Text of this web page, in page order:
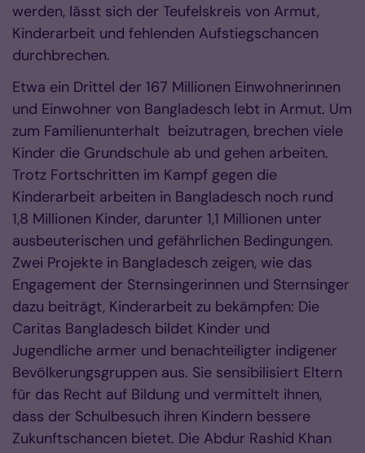
werden, lässt sich der Teufelskreis von Armut,
Kinderarbeit und fehlenden Aufstiegschancen
durchbrechen.
Etwa ein Drittel der 167 Millionen Einwohnerinnen
und Einwohner von Bangladesch lebt in Armut. Um
zum Familienunterhalt beizutragen, brechen viele
Kinder die Grundschule ab und gehen arbeiten.
Trotz Fortschritten im Kampf gegen die
Kinderarbeit arbeiten in Bangladesch noch rund
1,8 Millionen Kinder, darunter 1,1 Millionen unter
ausbeuterischen und gefährlichen Bedingungen.
Zwei Projekte in Bangladesch zeigen, wie das
Engagement der Sternsingerinnen und Sternsinger
dazu beiträgt, Kinderarbeit zu bekämpfen: Die
Caritas Bangladesch bildet Kinder und
Jugendliche armer und benachteiligter indigener
Bevölkerungsgruppen aus. Sie sensibilisiert Eltern
für das Recht auf Bildung und vermittelt ihnen,
dass der Schulbesuch ihren Kindern bessere
Zukunftschancen bietet. Die Abdur Rashid Khan